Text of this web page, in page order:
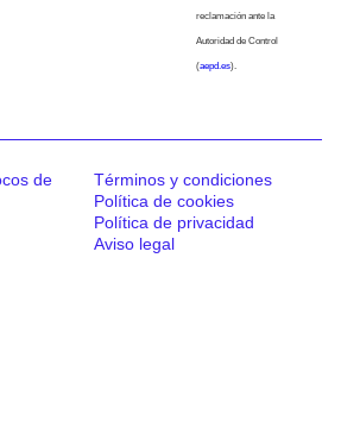
reclamación ante la
Autoridad de Control
(aepd.es).
de
Términos y condiciones
Política de cookies
Política de privacidad
Aviso legal